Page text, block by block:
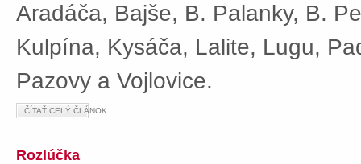
Aradáča, Bajše, B. Palanky, B.
Kulpína, Kysáča, Lalite, Lugu,
Pazovy a Vojlovice.
ČÍTAŤ CELÝ ČLÁNOK...
Rozlúčka